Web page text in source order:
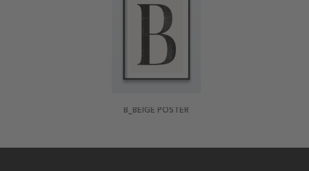
B_BEIGE POSTER